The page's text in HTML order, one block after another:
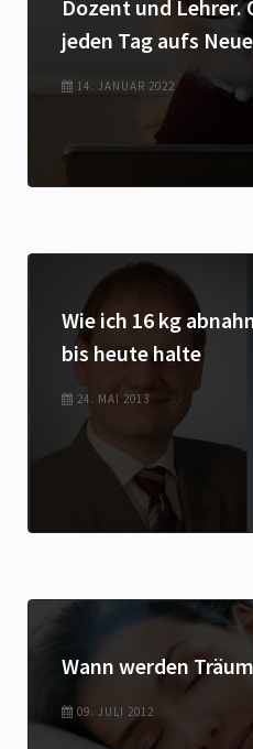
Dozent und Lehrer.
jeden Tag aufs
14. JANUAR 2022
Wie ich 16 kg
bis heute halte
24. MAI 2013
Wann werden
09. JULI 2012